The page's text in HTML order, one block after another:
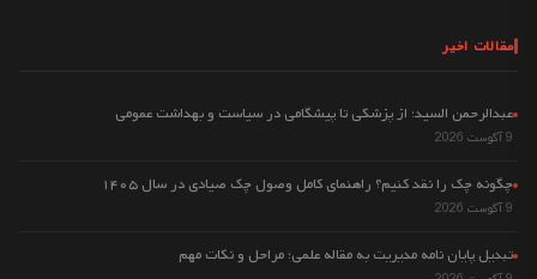
مقالات اخیر
عبدالرحمن السید: از پزشکی تا پیشگامی در سیاست و بهداشت عمومی
9 آگوست 2026
چگونه چک را نقد کنیم؟ راهنمای کامل وصول چک صیادی در سال ۱۴۰۵
9 آگوست 2026
تبدیل پایان نامه مدیریت به مقاله علمی؛ مراحل و نکات مهم